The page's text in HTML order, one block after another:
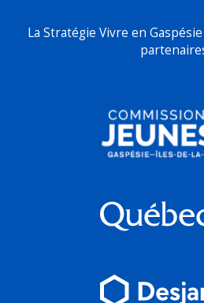
La Stratégie Vivre en